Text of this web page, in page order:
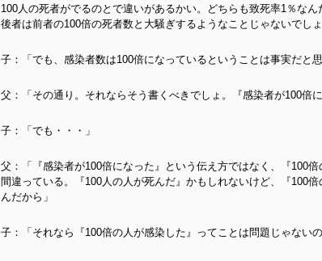
100人の死者がでるのとで違いがあるかい。どちらも致死率1％な
後者は前者の100倍の死者数と大騒ぎするようなことじゃないでしょ
子：「でも、感染者数は100倍になっているということは事実だと思
父：「その通り。それならそう書くべきでしょ。『感染者が100倍に
子：「でも・・・」
父：「『感染者が100倍になった』という伝え方ではなく、『100
間違っている。『100人の人が死んだ』かもしれないけど、『100
んだから」
子：「それなら『100倍の人が感染した』ってことは問題じゃないの